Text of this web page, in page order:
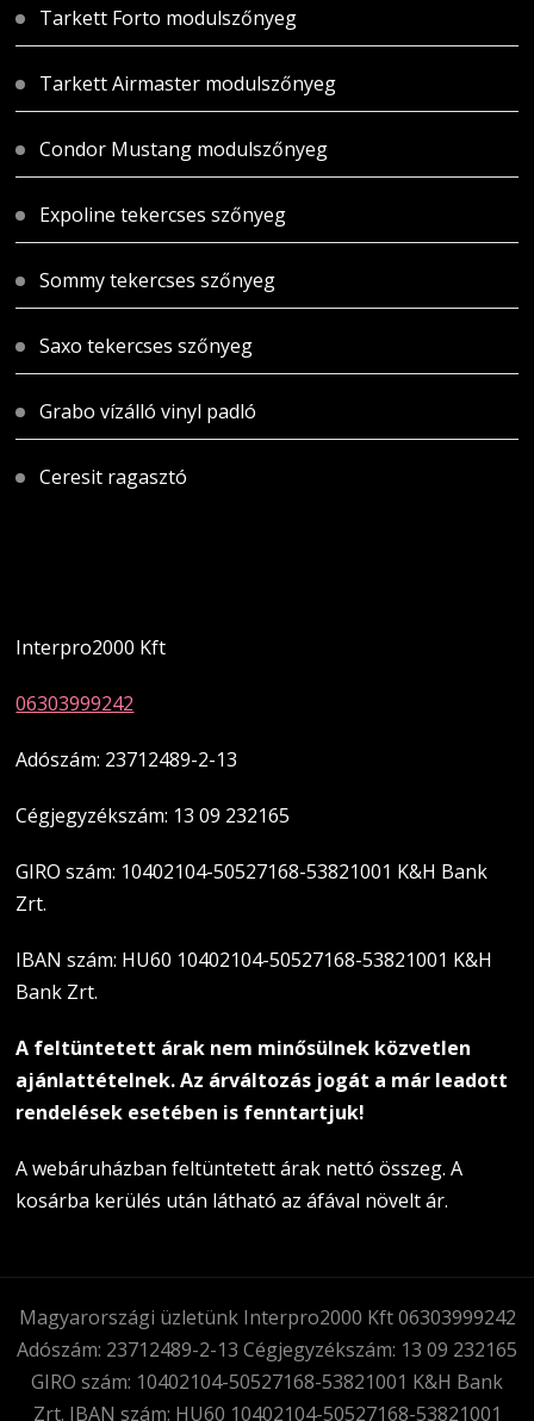
Tarkett Forto modulszőnyeg
Tarkett Airmaster modulszőnyeg
Condor Mustang modulszőnyeg
Expoline tekercses szőnyeg
Sommy tekercses szőnyeg
Saxo tekercses szőnyeg
Grabo vízálló vinyl padló
Ceresit ragasztó
Interpro2000 Kft
06303999242
Adószám: 23712489-2-13
Cégjegyzékszám: 13 09 232165
GIRO szám: 10402104-50527168-53821001 K&H Bank
Zrt.
IBAN szám: HU60 10402104-50527168-53821001 K&H
Bank Zrt.
A feltüntetett árak nem minősülnek közvetlen
ajánlattételnek. Az árváltozás jogát a már leadott
rendelések esetében is fenntartjuk!
A webáruházban feltüntetett árak nettó összeg. A
kosárba kerülés után látható az áfával növelt ár.
Magyarországi üzletünk Interpro2000 Kft 06303999242
Adószám: 23712489-2-13 Cégjegyzékszám: 13 09 232165
GIRO szám: 10402104-50527168-53821001 K&H Bank
Zrt. IBAN szám: HU60 10402104-50527168-53821001